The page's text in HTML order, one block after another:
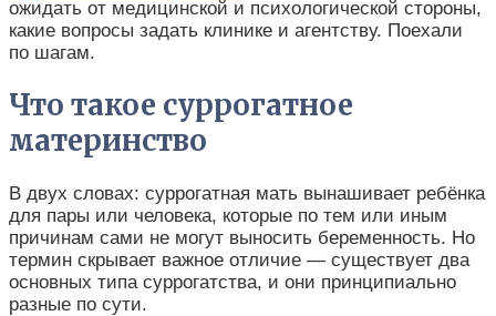
ожидать от медицинской и психологической стороны,
какие вопросы задать клинике и агентству. Поехали
по шагам.
Что такое суррогатное
материнство
В двух словах: суррогатная мать вынашивает ребёнка
для пары или человека, которые по тем или иным
причинам сами не могут выносить беременность. Но
термин скрывает важное отличие — существует два
основных типа суррогатства, и они принципиально
разные по сути.